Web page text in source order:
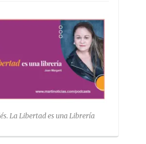
La Libertad es una Librería